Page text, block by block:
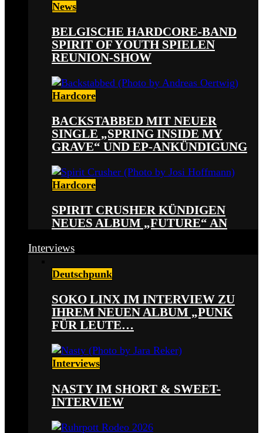
News
BELGISCHE HARDCORE-BAND
SPIRIT OF YOUTH SPIELEN
REUNION-SHOW
Hardcore
BACKSTABBED MIT NEUER
SINGLE „SPRING INSIDE MY
GRAVE“ UND EP-ANKÜNDIGUNG
Hardcore
SPIRIT CRUSHER KÜNDIGEN
NEUES ALBUM „FUTURE“ AN
Interviews
Deutschpunk
SOKO LINX IM INTERVIEW ZU
IHREM NEUEN ALBUM „PUNK
FÜR LEUTE…
Interviews
NASTY IM SHORT & SWEET-
INTERVIEW